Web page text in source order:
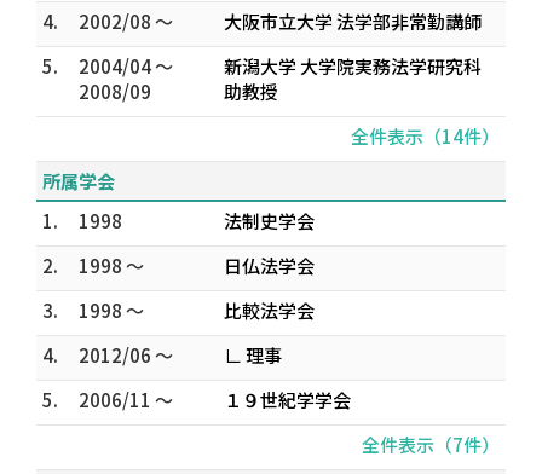
4. 2002/08 ～
大阪市立大学 法学部非常勤講師
5.
2004/04 ～
2008/09
新潟大学 大学院実務法学研究科
助教授
全件表示（14件）
所属学会
1.
1998
法制史学会
2.
1998 ～
日仏法学会
3.
1998 ～
比較法学会
4.
2012/06 ～
∟ 理事
5.
2006/11 ～
１９世紀学学会
全件表示（7件）